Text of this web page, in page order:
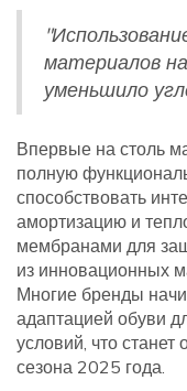
материалов
уменьшило
Впервые на столь
полную
способствовать
амортизацию и
мембранами для
из инновационных
Многие бренды
адаптацией обуви
условий, что станет
сезона 2025 года.